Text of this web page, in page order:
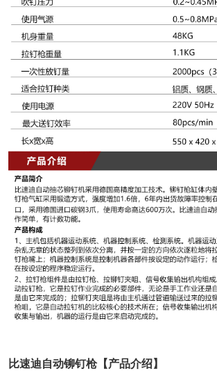
比速迪自动铆钉枪【产品介绍】